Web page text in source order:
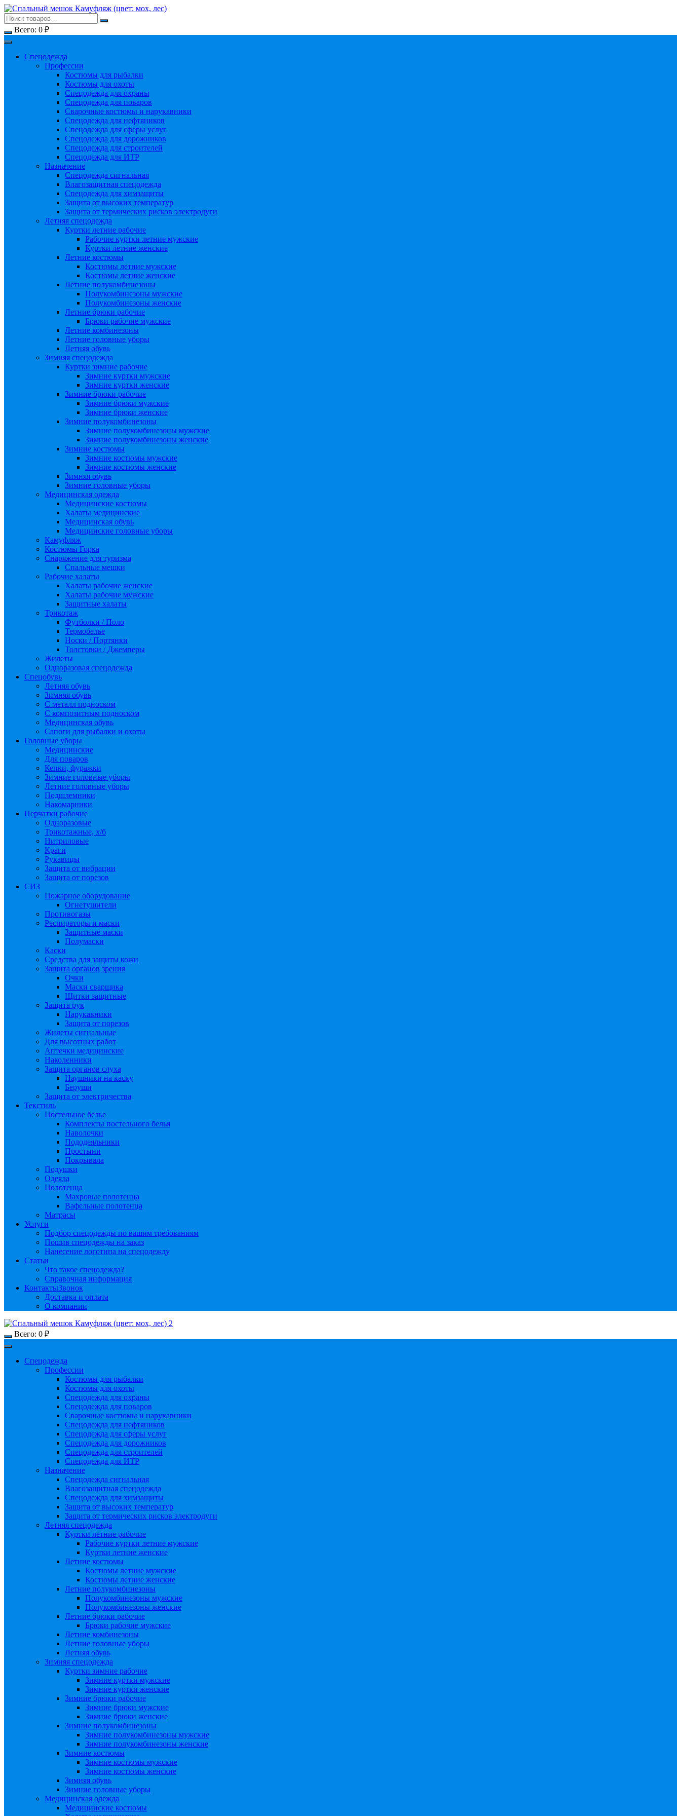
Перейти
к
содержимому
Всего: 0 ₽
Спецодежда
Профессии
Костюмы для рыбалки
Костюмы для охоты
Спецодежда для охраны
Спецодежда для поваров
Сварочные костюмы и нарукавники
Спецодежда для нефтяников
Спецодежда для сферы услуг
Спецодежда для дорожников
Спецодежда для строителей
Спецодежда для ИТР
Назначение
Спецодежда сигнальная
Влагозащитная спецодежда
Спецодежда для химзащиты
Защита от высоких температур
Защита от термических рисков электродуги
Летняя спецодежда
Куртки летние рабочие
Рабочие куртки летние мужские
Куртки летние женские
Летние костюмы
Костюмы летние мужские
Костюмы летние женские
Летние полукомбинезоны
Полукомбинезоны мужские
Полукомбинезоны женские
Летние брюки рабочие
Брюки рабочие мужские
Летние комбинезоны
Летние головные уборы
Летняя обувь
Зимняя спецодежда
Куртки зимние рабочие
Зимние куртки мужские
Зимние куртки женские
Зимние брюки рабочие
Зимние брюки мужские
Зимние брюки женские
Зимние полукомбинезоны
Зимние полукомбинезоны мужские
Зимние полукомбинезоны женские
Зимние костюмы
Зимние костюмы мужские
Зимние костюмы женские
Зимняя обувь
Зимние головные уборы
Медицинская одежда
Медицинские костюмы
Халаты медицинские
Медицинская обувь
Медицинские головные уборы
Камуфляж
Костюмы Горка
Снаряжение для туризма
Спальные мешки
Рабочие халаты
Халаты рабочие женские
Халаты рабочие мужские
Защитные халаты
Трикотаж
Футболки / Поло
Термобелье
Носки / Портянки
Толстовки / Джемперы
Жилеты
Одноразовая спецодежда
Спецобувь
Летняя обувь
Зимняя обувь
С металл подноском
С композитным подноском
Медицинская обувь
Сапоги для рыбалки и охоты
Головные уборы
Медицинские
Для поваров
Кепки, фуражки
Зимние головные уборы
Летние головные уборы
Подшлемники
Накомарники
Перчатки рабочие
Одноразовые
Трикотажные, х/б
Нитриловые
Краги
Рукавицы
Защита от вибрации
Защита от порезов
СИЗ
Пожарное оборудование
Огнетушители
Противогазы
Респираторы и маски
Защитные маски
Полумаски
Каски
Средства для защиты кожи
Защита органов зрения
Очки
Маски сварщика
Щитки защитные
Защита рук
Нарукавники
Защита от порезов
Жилеты сигнальные
Для высотных работ
Аптечки медицинские
Наколенники
Защита органов слуха
Наушники на каску
Беруши
Защита от электричества
Текстиль
Постельное белье
Комплекты постельного белья
Наволочки
Пододеяльники
Простыни
Покрывала
Подушки
Одеяла
Полотенца
Махровые полотенца
Вафельные полотенца
Матрасы
Услуги
Подбор спецодежды по вашим требованиям
Пошив спецодежды на заказ
Нанесение логотипа на спецодежду
Статьи
Что такое спецодежда?
Справочная информация
КонтактыЗвонок
Доставка и оплата
О компании
Всего: 0 ₽
Спецодежда
Профессии
Костюмы для рыбалки
Костюмы для охоты
Спецодежда для охраны
Спецодежда для поваров
Сварочные костюмы и нарукавники
Спецодежда для нефтяников
Спецодежда для сферы услуг
Спецодежда для дорожников
Спецодежда для строителей
Спецодежда для ИТР
Назначение
Спецодежда сигнальная
Влагозащитная спецодежда
Спецодежда для химзащиты
Защита от высоких температур
Защита от термических рисков электродуги
Летняя спецодежда
Куртки летние рабочие
Рабочие куртки летние мужские
Куртки летние женские
Летние костюмы
Костюмы летние мужские
Костюмы летние женские
Летние полукомбинезоны
Полукомбинезоны мужские
Полукомбинезоны женские
Летние брюки рабочие
Брюки рабочие мужские
Летние комбинезоны
Летние головные уборы
Летняя обувь
Зимняя спецодежда
Куртки зимние рабочие
Зимние куртки мужские
Зимние куртки женские
Зимние брюки рабочие
Зимние брюки мужские
Зимние брюки женские
Зимние полукомбинезоны
Зимние полукомбинезоны мужские
Зимние полукомбинезоны женские
Зимние костюмы
Зимние костюмы мужские
Зимние костюмы женские
Зимняя обувь
Зимние головные уборы
Медицинская одежда
Медицинские костюмы